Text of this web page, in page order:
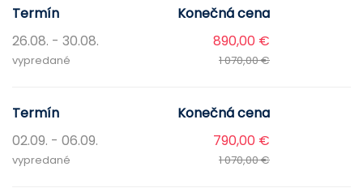
Termín
Konečná cena
26.08. - 30.08.
890,00 €
1 070,00 €
vypredané
Termín
Konečná cena
02.09. - 06.09.
790,00 €
1 070,00 €
vypredané